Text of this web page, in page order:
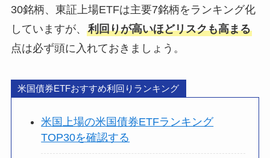
30銘柄、東証上場ETFは主要7銘柄をランキング化
していますが、 利回りが高いほどリスクも高まる
点は必ず頭に入れておきましょう。
米国債券ETFおすすめ利回りランキング
米国上場の米国債券ETFランキング
TOP30を確認する